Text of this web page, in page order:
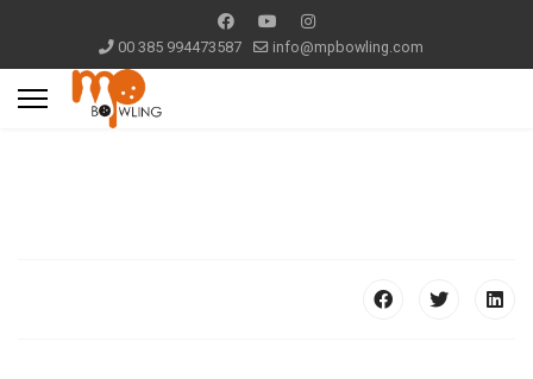
00 385 994473587 info@mpbowling.com